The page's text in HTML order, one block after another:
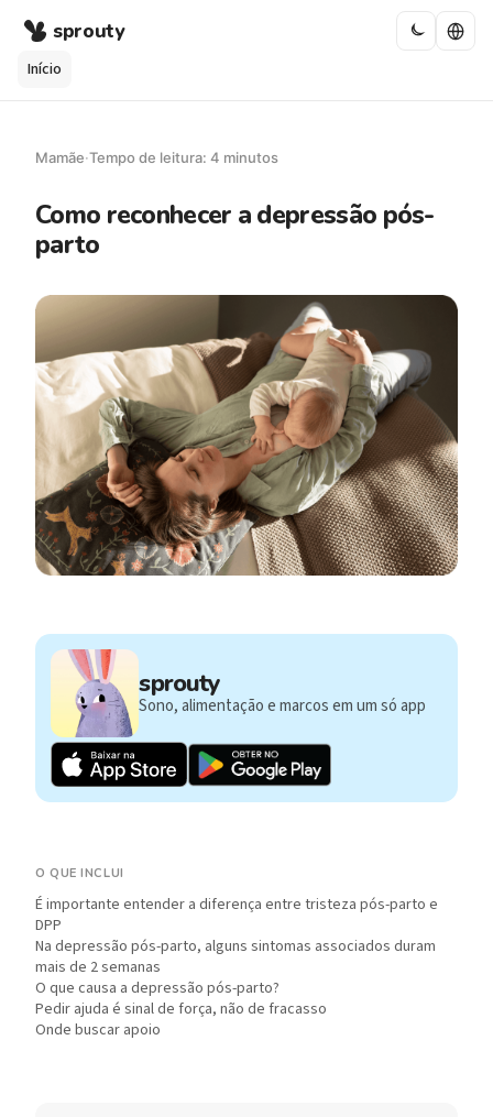
sprouty
Início
Mamãe·Tempo de leitura: 4 minutos
Como reconhecer a depressão pós-
parto
sprouty
Sono, alimentação e marcos em um só app
O QUE INCLUI
É importante entender a diferença entre tristeza pós-parto e
DPP
Na depressão pós-parto, alguns sintomas associados duram
mais de 2 semanas
O que causa a depressão pós-parto?
Pedir ajuda é sinal de força, não de fracasso
Onde buscar apoio